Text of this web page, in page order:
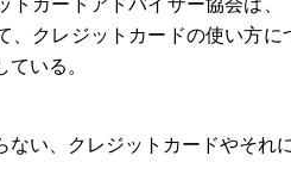
、クレジットカードの使い方
いる。
ない、クレジットカードやそれ